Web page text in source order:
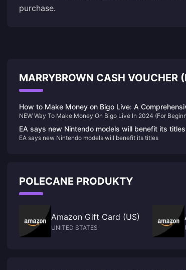
purchase.
MARRYBROWN CASH VOUCHER
How to Make Money on Bigo Live: A
NEW Way To Make Money On Bigo Live In 2024 (For
EA says new Nintendo models will benefit its titles
EA says new Nintendo models will benefit its titles
POLECANE PRODUKTY
Amazon Gift Card (US)
UNITED STATES